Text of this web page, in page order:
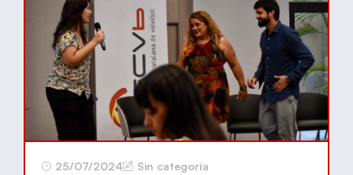
25/07/2024 Sin categoría